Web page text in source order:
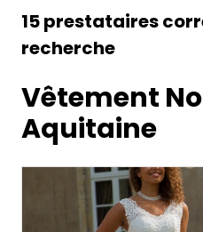
15 prestataires
recherche
Vêtement
Aquitaine